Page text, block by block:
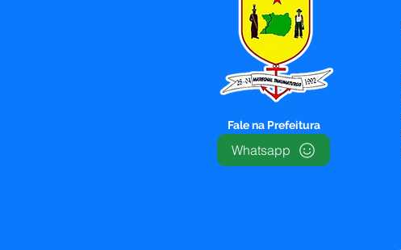
Fale na Prefeitura
Whatsapp